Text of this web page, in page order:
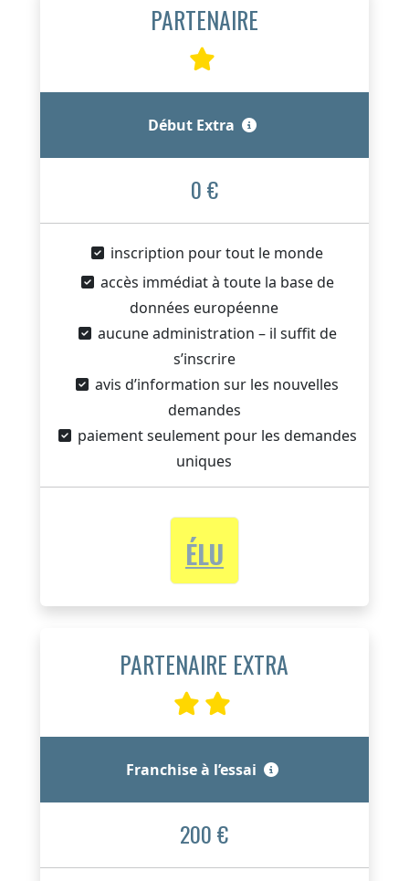
PARTENAIRE
Début Extra
0 €
inscription pour tout le monde
accès immédiat à toute la base de
données européenne
aucune administration – il suffit de
s’inscrire
avis d’information sur les nouvelles
demandes
paiement seulement pour les demandes
uniques
ÉLU
PARTENAIRE EXTRA
Franchise à l’essai
200 €